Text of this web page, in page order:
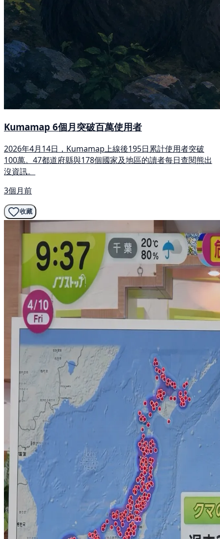
Kumamap 6個月突破百萬使用者
2026年4月14日，Kumamap上線後195日累計使用者突破
100萬。47都道府縣與178個國家及地區的讀者每日查閱熊出
沒資訊。
3個月前
收藏